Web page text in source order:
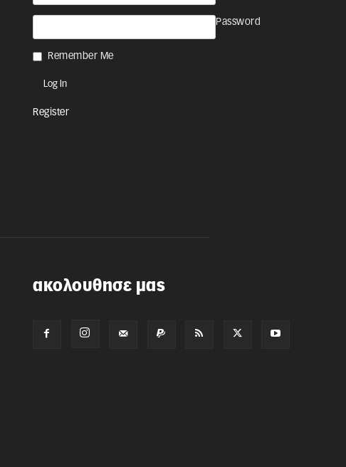
Password
Remember Me
Register
ακολουθησε μας